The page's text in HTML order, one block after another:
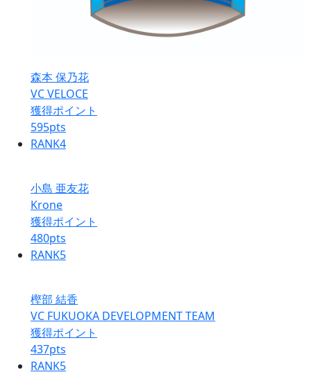
森本 保乃花
VC VELOCE
獲得ポイント
595pts
RANK4
小島 亜友花
Krone
獲得ポイント
480pts
RANK5
樫部 結香
VC FUKUOKA DEVELOPMENT TEAM
獲得ポイント
437pts
RANK5